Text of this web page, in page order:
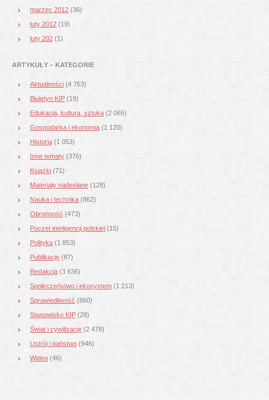
marzec 2012 (36)
luty 2012 (19)
luty 202 (1)
ARTYKUŁY – KATEGORIE
Aktualności (4 753)
Biuletyn KIP (19)
Edukacja, kultura, sztuka (2 065)
Gospodarka i ekonomia (1 120)
Historia (1 053)
Inne tematy (376)
Książki (71)
Materiały nadesłane (128)
Nauka i technika (862)
Obronność (473)
Poczet inteligencji polskiej (15)
Polityka (1 853)
Publikacje (87)
Redakcja (3 636)
Społeczeństwo i ekosystem (1 213)
Sprawiedliwość (860)
Stanowisko KIP (28)
Świat i cywilizacje (2 478)
Ustrój i państwo (946)
Wideo (46)